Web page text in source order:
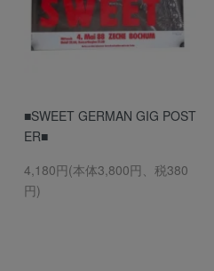
■SWEET GERMAN GIG POST
ER■
4,180円(本体3,800円、税380
円)